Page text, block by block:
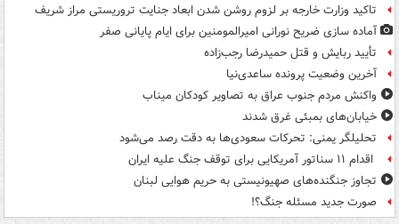
تاکید وزارت خارجه بر لزوم روشن شدن ابعاد جنایت تروریستی مراز شریف
آماده سازی ضریح نورانی امیرالمومنین برای ایام پایانی صفر
تأیید ربایش و قتل حمیدرضا رجب‌زاده
آخرین وضعیت پرونده ساعدی‌نیا
واکنش مردم جنوب عراق به تصاویر کودکان میناب
خیابان‌های بمبئی غرق شدند
تحلیلگر یمنی: تحرکات سعودی‌ها به دقت رصد می‌شود
اقدام ۱۱ سناتور آمریکایی برای توقف جنگ علیه ایران
تجاوز جنگنده‌های صهیونیستی به حریم هوایی لبنان
صورت جدید مسئله جنگ؟!